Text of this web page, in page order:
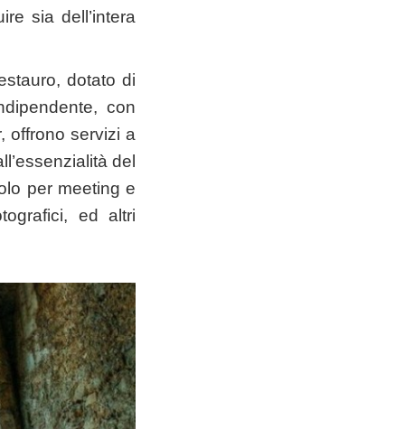
sia dell’intera
dotato di
con
offrono servizi a
del
per meeting e
ed altri